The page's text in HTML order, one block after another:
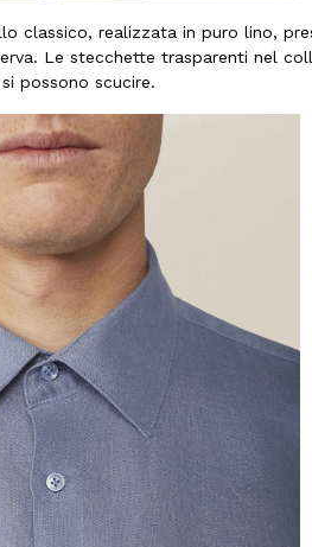
classico, realizzata in puro lino,
Le stecchette trasparenti nel
possono scucire.